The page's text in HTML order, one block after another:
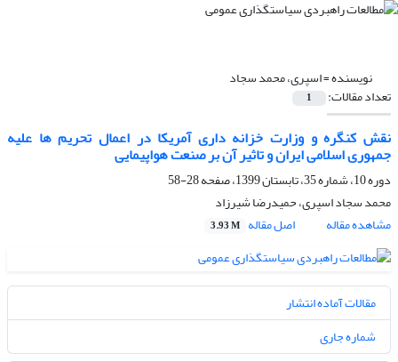
نویسنده =اسپری، محمد سجاد
تعداد مقالات: 1
نقش کنگره و وزارت خزانه داری آمریکا در اعمال تحریم ها علیه
جمهوری اسلامی ایران و تاثیر آن بر صنعت هواپیمایی
دوره 10، شماره 35، تابستان 1399، صفحه
28-58
محمد سجاد اسپری، حمیدرضا شیرزاد
مشاهده مقاله
اصل مقاله 3.93 M
مقالات آماده انتشار
شماره جاری